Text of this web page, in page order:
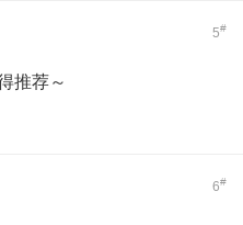
5#
推荐～
6#